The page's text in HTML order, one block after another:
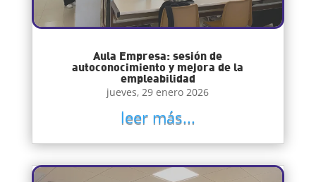
Aula Empresa: sesión de
autoconocimiento y mejora de la
empleabilidad
jueves, 29 enero 2026
leer más...